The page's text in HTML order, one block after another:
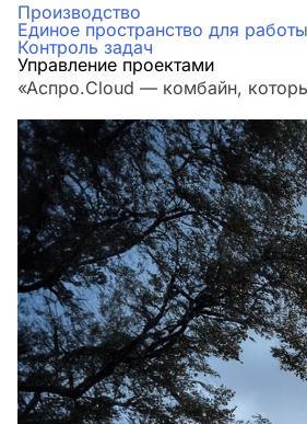
Производство
Единое пространство для работы
Контроль задач
Управление проектами
«Аспро.Cloud — комбайн,